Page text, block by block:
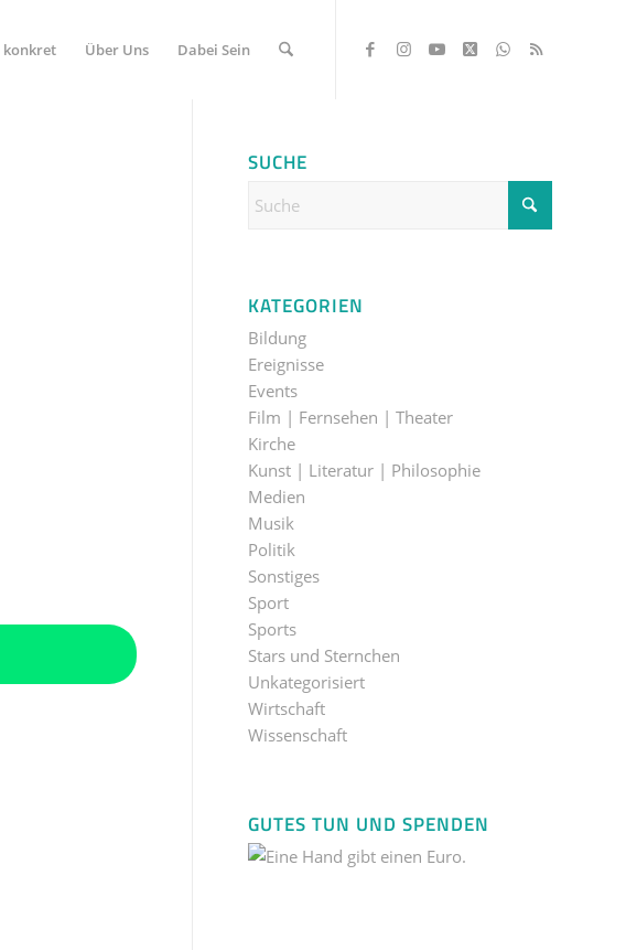
konkret Über Uns Dabei Sein
SUCHE
KATEGORIEN
Bildung
Ereignisse
Events
Film | Fernsehen | Theater
Kirche
Kunst | Literatur | Philosophie
Medien
Musik
Politik
Sonstiges
Sport
Sports
Stars und Sternchen
Unkategorisiert
Wirtschaft
Wissenschaft
GUTES TUN UND SPENDEN